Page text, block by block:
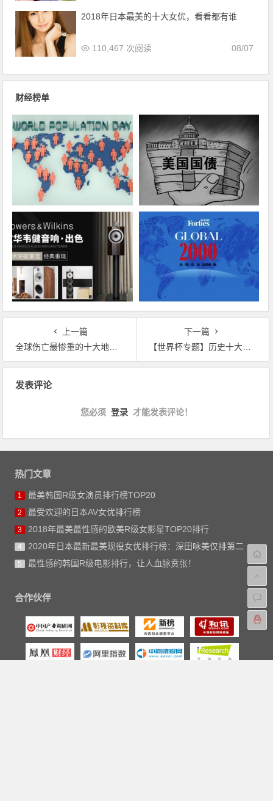
2018年日本最美的十大女优，看看都有谁
08/07
110,467 次阅读
财经榜单
上一篇
全球伤亡最惨重的十大地震灾害
下一篇
【世界杯专题】历史十大经典进球
发表评论
您必须 登录 才能发表评论！
热门文章
1 最美韩国R级女演员排行榜TOP20
2 最受欢迎的日本AV女优排行榜
3 2018年最美最性感的欧美R级女影星TOP20排行
4 2020年日本最新最美现役女优排行榜：深田咏美仅排第二
5 最性感的韩国R级电影排行，让人血脉贲张！
合作伙伴